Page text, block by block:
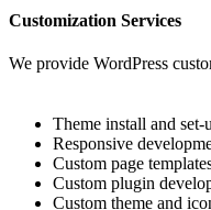
Customization Services
We provide WordPress
Theme install and set-
Responsive
Custom page
Custom plugin
Custom theme and